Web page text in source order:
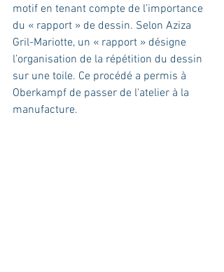
motif en tenant compte de l’importance
du « rapport » de dessin. Selon Aziza
Gril-Mariotte, un « rapport » désigne
l’organisation de la répétition du dessin
sur une toile. Ce procédé a permis à
Oberkampf de passer de l'atelier à la
manufacture.